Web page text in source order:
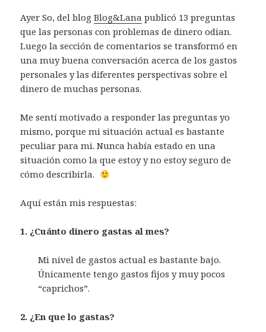
Ayer So, del blogBlog&Lana publicó 13 preguntas
que las personas con problemas de dinero odian.
Luego la sección de comentarios se transformó en
una muy buena conversación acerca de los gastos
personales y las diferentes perspectivas sobre el
dinero de muchas personas.
Me sentí motivado a responder las preguntas yo
mismo, porque mi situación actual es bastante
peculiar para mi. Nunca había estado en una
situación como la que estoy y no estoy seguro de
cómo describirla.
Aquí están mis respuestas:
1. ¿Cuánto dinero gastas al mes?
Mi nivel de gastos actual es bastante bajo.
Únicamente tengo gastos fijos y muy pocos
“caprichos”.
2. ¿En que lo gastas?